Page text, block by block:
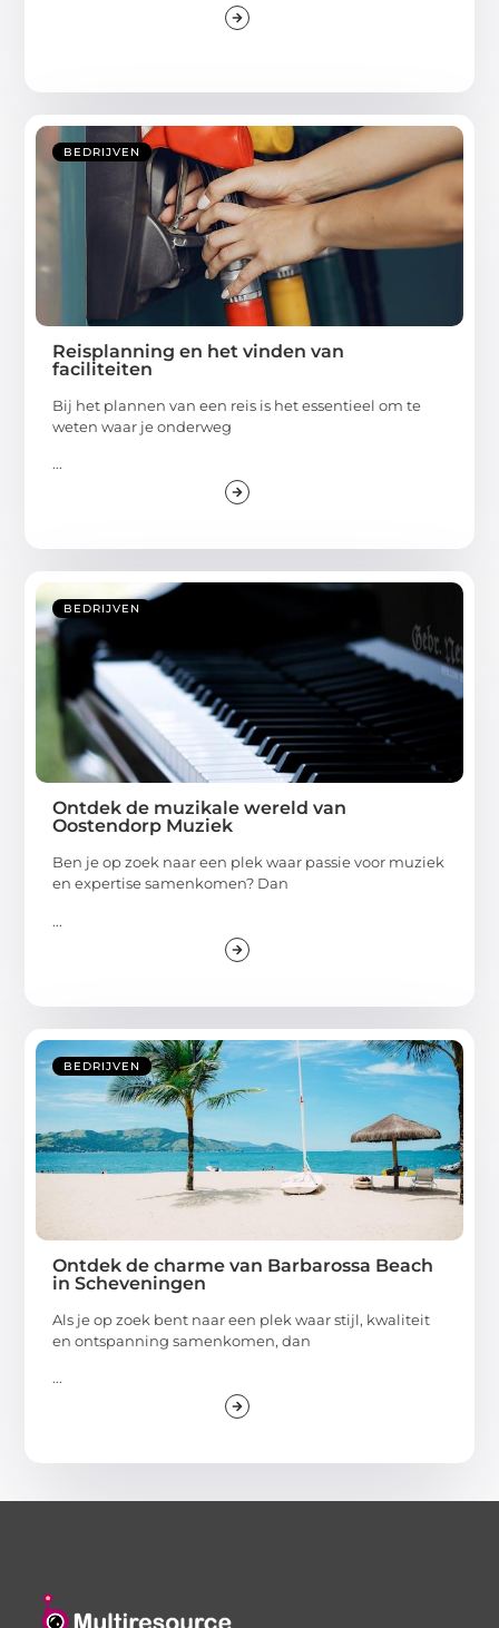
BEDRIJVEN
Reisplanning en het vinden van
faciliteiten
Bij het plannen van een reis is het essentieel om te
weten waar je onderweg
...
BEDRIJVEN
Ontdek de muzikale wereld van
Oostendorp Muziek
Ben je op zoek naar een plek waar passie voor muziek
en expertise samenkomen? Dan
...
BEDRIJVEN
Ontdek de charme van Barbarossa Beach
in Scheveningen
Als je op zoek bent naar een plek waar stijl, kwaliteit
en ontspanning samenkomen, dan
...